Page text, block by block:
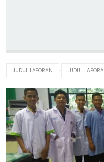
JUDUL LAPORAN JUDUL